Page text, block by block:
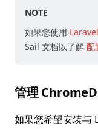
NOTE
如果您使用
Sail 文档以了解 配
管理
如果您希望安装与